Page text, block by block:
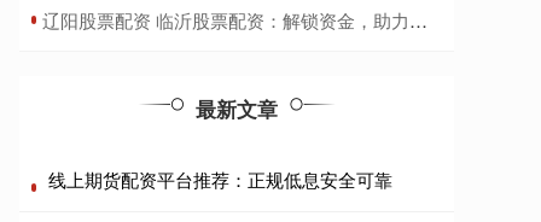
​辽阳股票配资 临沂股票配资：解锁资金，助力投资征程
最新文章
线上期货配资平台推荐：正规低息安全可靠